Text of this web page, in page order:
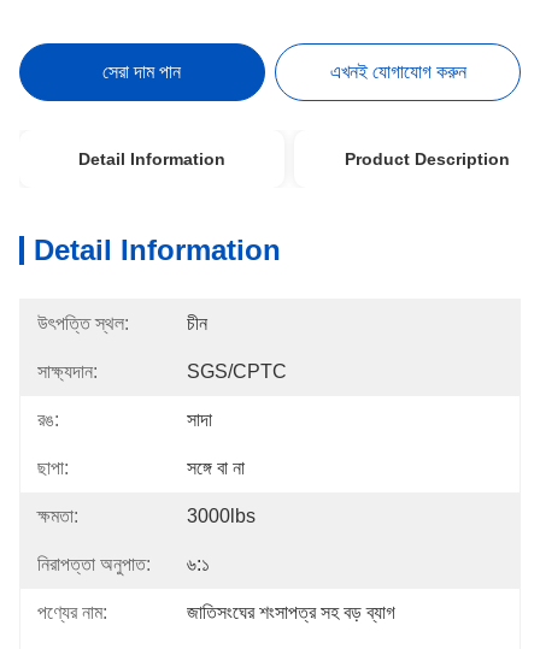
সেরা দাম পান এখনই যোগাযোগ করুন
Detail Information Product Description
Detail Information
উৎপত্তি স্থল: চীন
সাক্ষ্যদান: SGS/CPTC
রঙ: সাদা
ছাপা: সঙ্গে বা না
ক্ষমতা: 3000lbs
নিরাপত্তা অনুপাত: ৬:১
পণ্যের নাম: জাতিসংঘের শংসাপত্র সহ বড় ব্যাগ